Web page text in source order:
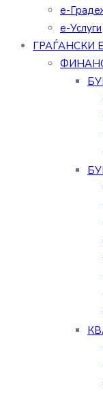
е-
е-Услуги
ГРАЃАНСКИ